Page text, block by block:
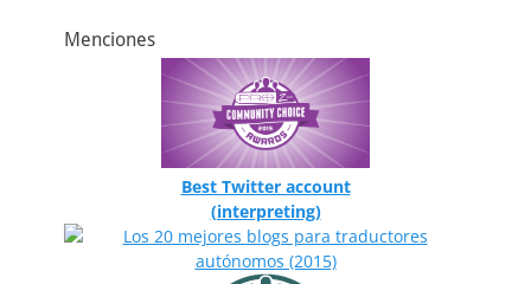
Menciones
Best Twitter account
(interpreting)